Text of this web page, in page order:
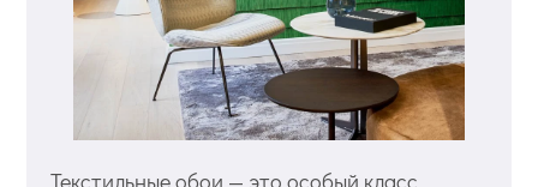
Текстильные обои — это особый класс